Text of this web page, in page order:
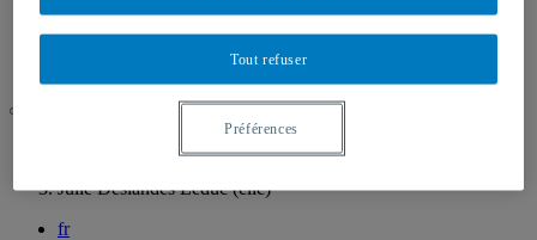
Ressources
Julie Deslandes Leduc (elle)
fr
Tout refuser
Préférences